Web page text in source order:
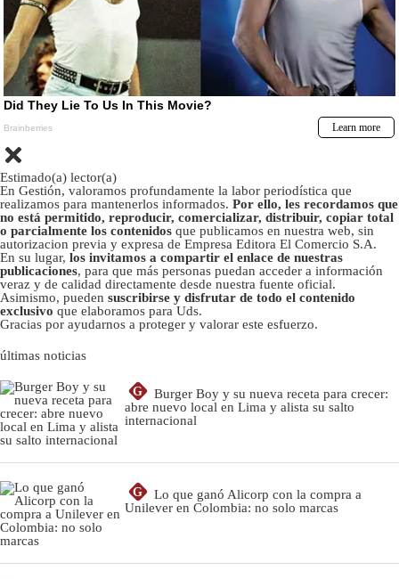
Estimado(a) lector(a)
En Gestión, valoramos profundamente la labor periodística que
realizamos para mantenerlos informados. Por ello, les recordamos que
no está permitido, reproducir, comercializar, distribuir, copiar total
o parcialmente los contenidos que publicamos en nuestra web, sin
autorizacion previa y expresa de Empresa Editora El Comercio S.A.
En su lugar, los invitamos a compartir el enlace de nuestras
publicaciones, para que más personas puedan acceder a información
veraz y de calidad directamente desde nuestra fuente oficial.
Asimismo, pueden suscribirse y disfrutar de todo el contenido
exclusivo que elaboramos para Uds.
Gracias por ayudarnos a proteger y valorar este esfuerzo.
últimas noticias
G
Burger Boy y su nueva receta para crecer:
abre nuevo local en Lima y alista su salto
internacional
G
Lo que ganó Alicorp con la compra a
Unilever en Colombia: no solo marcas